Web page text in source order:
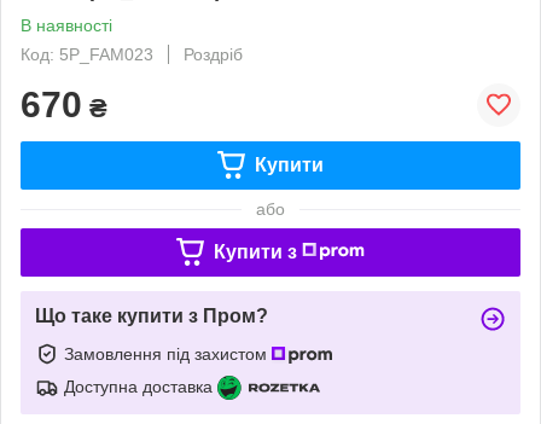
В наявності
Код: 5P_FAM023
Роздріб
670 ₴
Купити
або
Купити з
Що таке купити з Пром?
Замовлення під захистом
Доступна доставка